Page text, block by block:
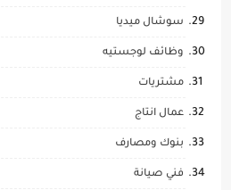
سوشال ميديا
وظائف لوجستيه
مشتريات
عمال انتاج
بنوك ومصارف
فني صيانة